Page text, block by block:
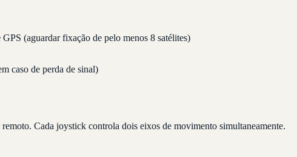
(aguardar fixação de pelo menos 8 satélites)
caso de perda de sinal)
Cada joystick controla dois eixos de movimento simultaneamente.